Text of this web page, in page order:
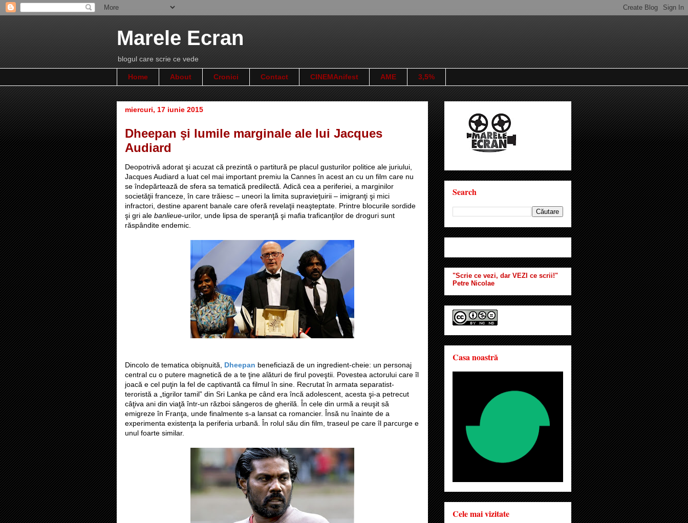
Marele Ecran
blogul care scrie ce vede
Home About Cronici Contact CINEMAnifest AME 3,5%
miercuri, 17 iunie 2015
Dheepan şi lumile marginale ale lui Jacques
Audiard
Deopotrivă adorat şi acuzat că prezintă o partitură pe placul gusturilor politice ale juriului,
Jacques Audiard a luat cel mai important premiu la Cannes în acest an cu un film care nu
se îndepărtează de sfera sa tematică predilectă. Adică cea a periferiei, a marginilor
societăţii franceze, în care trăiesc – uneori la limita supravieţuirii – imigranţi şi mici
infractori, destine aparent banale care oferă revelaţii neaşteptate. Printre blocurile sordide
şi gri ale banlieue-urilor, unde lipsa de speranţă şi mafia traficanţilor de droguri sunt
răspândite endemic.
Dincolo de tematica obişnuită, Dheepan beneficiază de un ingredient-cheie: un personaj
central cu o putere magnetică de a te ţine alături de firul poveştii. Povestea actorului care îl
joacă e cel puţin la fel de captivantă ca filmul în sine. Recrutat în armata separatist-
teroristă a „tigrilor tamil” din Sri Lanka pe când era încă adolescent, acesta şi-a petrecut
câţiva ani din viaţă într-un război sângeros de gherilă. În cele din urmă a reuşit să
emigreze în Franţa, unde finalmente s-a lansat ca romancier. Însă nu înainte de a
experimenta existenţa la periferia urbană. În rolul său din film, traseul pe care îl parcurge e
unul foarte similar.
Search
"Scrie ce vezi, dar VEZI ce scrii!"
Petre Nicolae
Casa noastră
Cele mai vizitate